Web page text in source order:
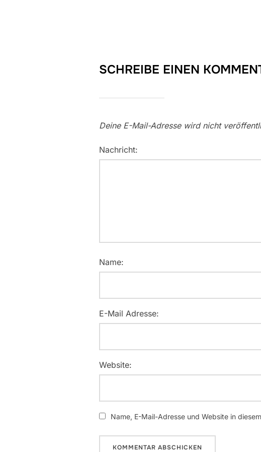
SCHREIBE EINEN
Deine E-Mail-Adresse wird nicht
Nachricht:
Name:
E-Mail Adresse:
Website:
Name, E-Mail-Adresse und Website in